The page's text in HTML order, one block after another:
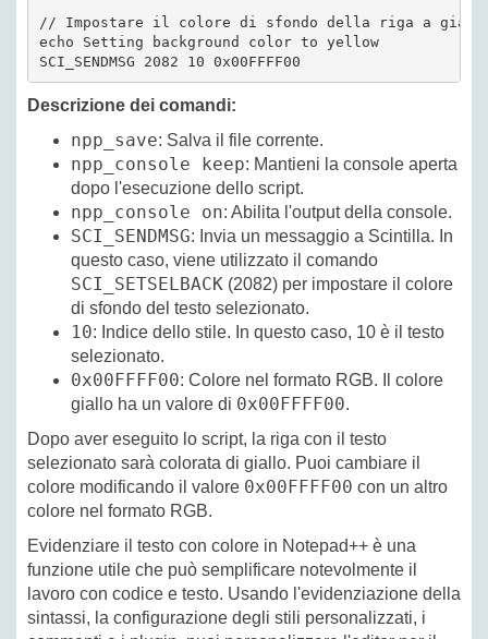
// Impostare il colore di sfondo della riga a
echo Setting background color to yellow
Descrizione dei comandi:
npp_save: Salva il file corrente.
npp_console keep: Mantieni la console aperta
dopo l'esecuzione dello script.
npp_console on: Abilita l'output della console.
SCI_SENDMSG: Invia un messaggio a Scintilla. In
questo caso, viene utilizzato il comando
SCI_SETSELBACK (2082) per impostare il colore
di sfondo del testo selezionato.
10: Indice dello stile. In questo caso, 10 è il testo
selezionato.
0x00FFFF00: Colore nel formato RGB. Il colore
giallo ha un valore di 0x00FFFF00.
Dopo aver eseguito lo script, la riga con il testo
selezionato sarà colorata di giallo. Puoi cambiare il
colore modificando il valore 0x00FFFF00 con un altro
colore nel formato RGB.
Evidenziare il testo con colore in Notepad++ è una
funzione utile che può semplificare notevolmente il
lavoro con codice e testo. Usando l'evidenziazione della
sintassi, la configurazione degli stili personalizzati, i